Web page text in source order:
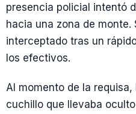
presencia policial intentó
hacia una zona de monte.
interceptado tras un
los efectivos.
Al momento de la
cuchillo que llevaba